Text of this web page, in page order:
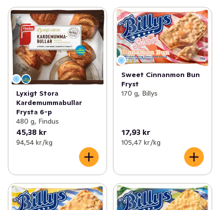
Lyxigt Stora
Kardemummabullar
Frysta 6-p
480 g, Findus
45,38 kr
94,54 kr /kg
Sweet Cinnanmon Bun
Fryst
170 g, Billys
17,93 kr
105,47 kr /kg